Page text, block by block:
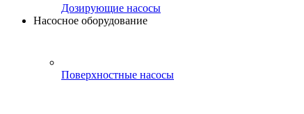
Дозирующие насосы
Насосное оборудование
Поверхностные насосы